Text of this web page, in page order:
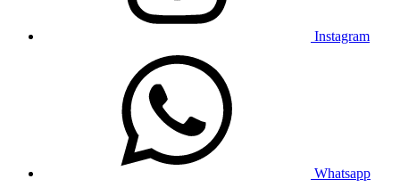
Instagram
Whatsapp